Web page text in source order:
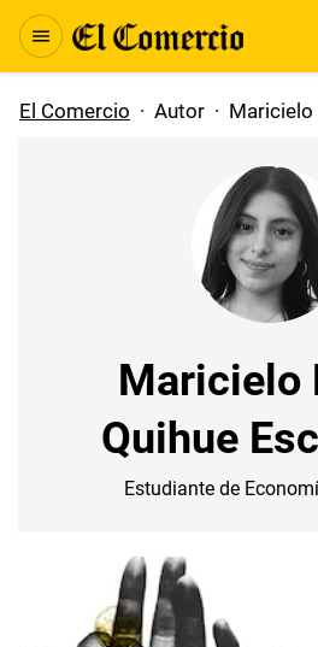
El Comercio · Autor · Maricielo
Maricielo
Quihue
Estudiante de